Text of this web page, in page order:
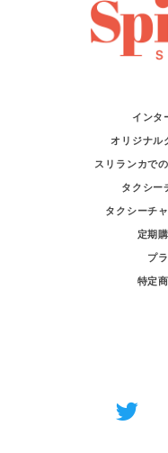
インタ
オリジナル
スリランカで
タクシー
タクシーチ
定期
プ
特定